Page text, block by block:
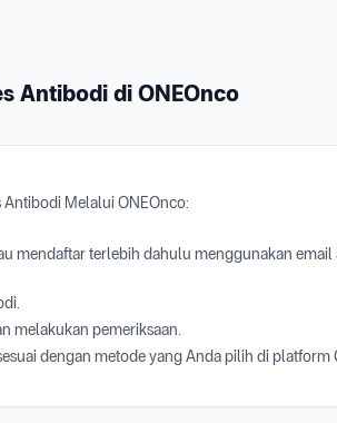
Antibodi di ONEOnco
Antibodi Melalui ONEOnco:
mendaftar terlebih dahulu menggunakan
melakukan pemeriksaan.
dengan metode yang Anda pilih di platform